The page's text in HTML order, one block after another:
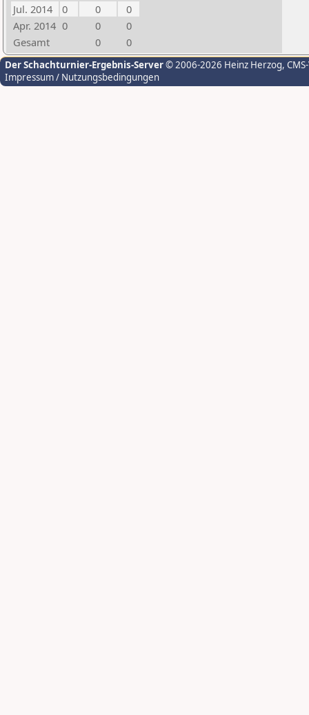
Jul. 2014
0 0
0
Apr. 2014 0 0
0
Gesamt
0 0
Der Schachturnier-Ergebnis-Server© 2006-2026 Heinz Herzog,
Impressum / Nutzungsbedingungen